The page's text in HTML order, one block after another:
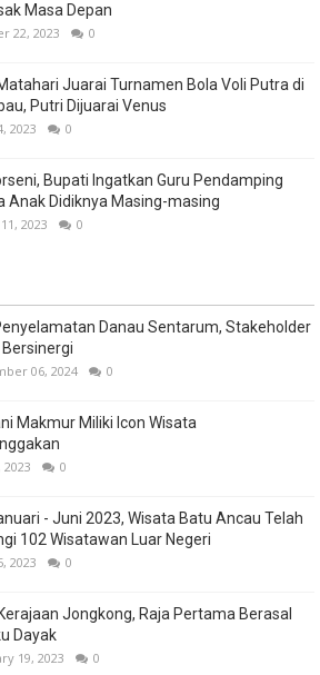
Masa Depan
22, 2023 0
Juarai Turnamen Bola Voli Putra di
Putri Dijuarai Venus
2023 0
Bupati Ingatkan Guru Pendamping
Anak Didiknya Masing-masing
2023 0
Danau Sentarum, Stakeholder
06, 2024 0
Makmur Miliki Icon Wisata
2023 0
- Juni 2023, Wisata Batu Ancau Telah
102 Wisatawan Luar Negeri
2023 0
Jongkong, Raja Pertama Berasal
Dayak
19, 2023 0